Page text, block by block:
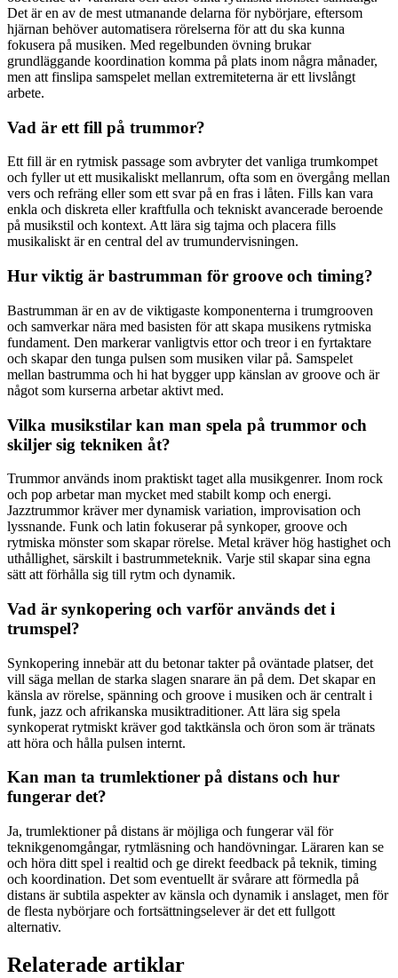
Det är en av de mest utmanande delarna för nybörjare, eftersom
hjärnan behöver automatisera rörelserna för att du ska kunna
fokusera på musiken. Med regelbunden övning brukar
grundläggande koordination komma på plats inom några månader,
men att finslipa samspelet mellan extremiteterna är ett livslångt
arbete.
Vad är ett fill på trummor?
Ett fill är en rytmisk passage som avbryter det vanliga trumkompet
och fyller ut ett musikaliskt mellanrum, ofta som en övergång mellan
vers och refräng eller som ett svar på en fras i låten. Fills kan vara
enkla och diskreta eller kraftfulla och tekniskt avancerade beroende
på musikstil och kontext. Att lära sig tajma och placera fills
musikaliskt är en central del av trumundervisningen.
Hur viktig är bastrumman för groove och timing?
Bastrumman är en av de viktigaste komponenterna i trumgrooven
och samverkar nära med basisten för att skapa musikens rytmiska
fundament. Den markerar vanligtvis ettor och treor i en fyrtaktare
och skapar den tunga pulsen som musiken vilar på. Samspelet
mellan bastrumma och hi hat bygger upp känslan av groove och är
något som kurserna arbetar aktivt med.
Vilka musikstilar kan man spela på trummor och
skiljer sig tekniken åt?
Trummor används inom praktiskt taget alla musikgenrer. Inom rock
och pop arbetar man mycket med stabilt komp och energi.
Jazztrummor kräver mer dynamisk variation, improvisation och
lyssnande. Funk och latin fokuserar på synkoper, groove och
rytmiska mönster som skapar rörelse. Metal kräver hög hastighet och
uthållighet, särskilt i bastrummeteknik. Varje stil skapar sina egna
sätt att förhålla sig till rytm och dynamik.
Vad är synkopering och varför används det i
trumspel?
Synkopering innebär att du betonar takter på oväntade platser, det
vill säga mellan de starka slagen snarare än på dem. Det skapar en
känsla av rörelse, spänning och groove i musiken och är centralt i
funk, jazz och afrikanska musiktraditioner. Att lära sig spela
synkoperat rytmiskt kräver god taktkänsla och öron som är tränats
att höra och hålla pulsen internt.
Kan man ta trumlektioner på distans och hur
fungerar det?
Ja, trumlektioner på distans är möjliga och fungerar väl för
teknikgenomgångar, rytmläsning och handövningar. Läraren kan se
och höra ditt spel i realtid och ge direkt feedback på teknik, timing
och koordination. Det som eventuellt är svårare att förmedla på
distans är subtila aspekter av känsla och dynamik i anslaget, men för
de flesta nybörjare och fortsättningselever är det ett fullgott
alternativ.
Relaterade artiklar